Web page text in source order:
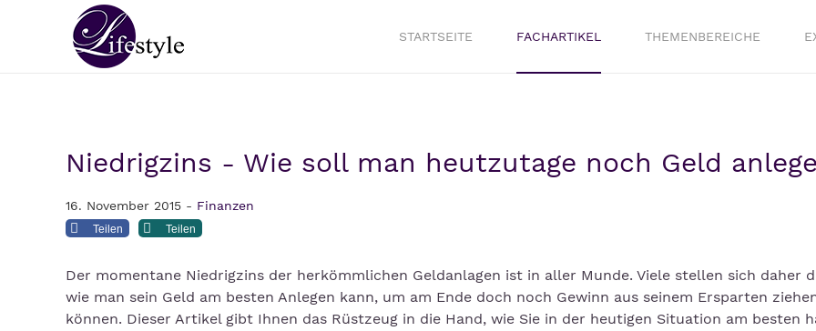
STARTSEITE FACHARTIKEL THEMENBEREICHE
Niedrigzins - Wie soll man heutzutage noch Geld
16. November 2015 - Finanzen
Teilen Teilen
Der momentane Niedrigzins der herkömmlichen Geldanlagen ist in aller Munde. Viele stellen sich daher
wie man sein Geld am besten Anlegen kann, um am Ende doch noch Gewinn aus seinem Ersparten
können. Dieser Artikel gibt Ihnen das Rüstzeug in die Hand, wie Sie in der heutigen Situation am besten